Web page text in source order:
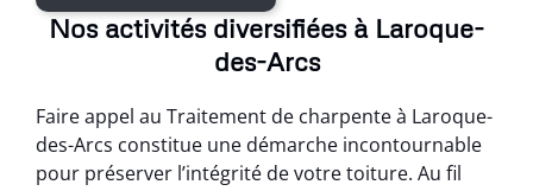
Nos activités diversifiées à Laroque-
des-Arcs
Faire appel au Traitement de charpente à Laroque-
des-Arcs constitue une démarche incontournable
pour préserver l’intégrité de votre toiture. Au fil